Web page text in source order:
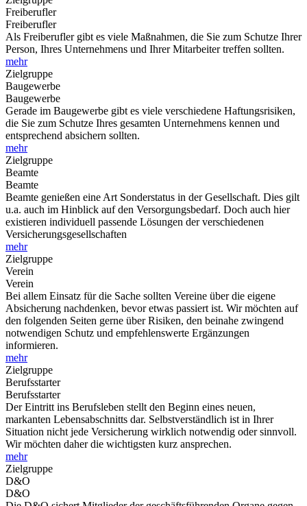
Freiberufler
Freiberufler
Als Freiberufler gibt es viele Maßnahmen, die Sie zum Schutze Ihrer
Person, Ihres Unternehmens und Ihrer Mitarbeiter treffen sollten.
mehr
Zielgruppe
Baugewerbe
Baugewerbe
Gerade im Baugewerbe gibt es viele verschiedene Haftungsrisiken,
die Sie zum Schutze Ihres gesamten Unternehmens kennen und
entsprechend absichern sollten.
mehr
Zielgruppe
Beamte
Beamte
Beamte genießen eine Art Sonderstatus in der Gesellschaft. Dies gilt
u.a. auch im Hinblick auf den Versorgungsbedarf. Doch auch hier
existieren individuell passende Lösungen der verschiedenen
Versicherungsgesellschaften
mehr
Zielgruppe
Verein
Verein
Bei allem Einsatz für die Sache sollten Vereine über die eigene
Absicherung nachdenken, bevor etwas passiert ist. Wir möchten auf
den folgenden Seiten gerne über Risiken, den beinahe zwingend
notwendigen Schutz und empfehlenswerte Ergänzungen
informieren.
mehr
Zielgruppe
Berufsstarter
Berufsstarter
Der Eintritt ins Berufsleben stellt den Beginn eines neuen,
markanten Lebensabschnitts dar. Selbstverständlich ist in Ihrer
Situation nicht jede Versicherung wirklich notwendig oder sinnvoll.
Wir möchten daher die wichtigsten kurz ansprechen.
mehr
Zielgruppe
D&O
D&O